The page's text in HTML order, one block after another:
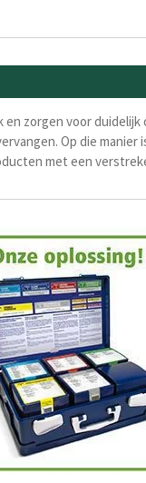
zorgen voor
Op die
met een